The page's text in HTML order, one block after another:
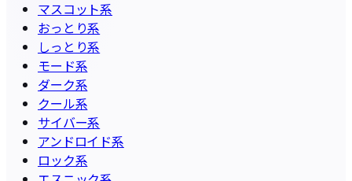
マスコット系
おっとり系
しっとり系
モード系
ダーク系
クール系
サイバー系
アンドロイド系
ロック系